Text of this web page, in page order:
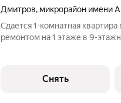
Дмитров, микрорайон имени
Сдаётся 1-комнатная
ремонтом на 1 этаже в 9-
Снять